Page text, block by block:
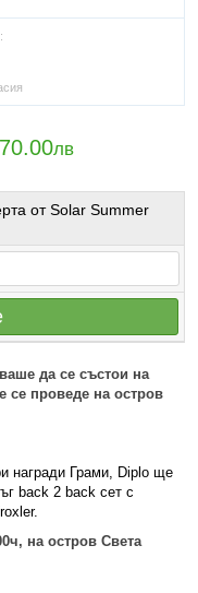
70.00лв
от Solar Summer
да се състои на
се проведе на остров
награди Грами, Diplo ще
back 2 back сет с
на остров Света